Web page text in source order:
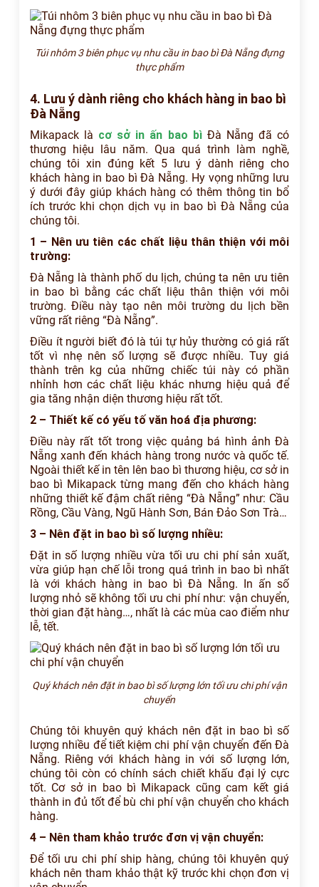
Túi nhôm 3 biên phục vụ nhu cầu in bao bì Đà Nẵng đựng
thực phẩm
4. Lưu ý dành riêng cho khách hàng in bao bì
Đà Nẵng
Mikapack là cơ sở in ấn bao bìĐà Nẵng đã có
thương hiệu lâu năm. Qua quá trình làm nghề,
chúng tôi xin đúng kết 5 lưu ý dành riêng cho
khách hàng in bao bì Đà Nẵng. Hy vọng những lưu
ý dưới đây giúp khách hàng có thêm thông tin bổ
ích trước khi chọn dịch vụ in bao bì Đà Nẵng của
chúng tôi.
1 – Nên ưu tiên các chất liệu thân thiện với môi
trường:
Đà Nẵng là thành phố du lịch, chúng ta nên ưu tiên
in bao bì bằng các chất liệu thân thiện với môi
trường. Điều này tạo nên môi trường du lịch bền
vững rất riêng “Đà Nẵng”.
Điều ít người biết đó là túi tự hủy thường có giá rất
tốt vì nhẹ nên số lượng sẽ được nhiều. Tuy giá
thành trên kg của những chiếc túi này có phần
nhỉnh hơn các chất liệu khác nhưng hiệu quả để
gia tăng nhận diện thương hiệu rất tốt.
2 – Thiết kế có yếu tố văn hoá địa phương:
Điều này rất tốt trong việc quảng bá hình ảnh Đà
Nẵng xanh đến khách hàng trong nước và quốc tế.
Ngoài thiết kế in tên lên bao bì thương hiệu, cơ sở in
bao bì Mikapack từng mang đến cho khách hàng
những thiết kế đậm chất riêng “Đà Nẵng” như: Cầu
Rồng, Cầu Vàng, Ngũ Hành Sơn, Bán Đảo Sơn Trà…
3 – Nên đặt in bao bì số lượng nhiều:
Đặt in số lượng nhiều vừa tối ưu chi phí sản xuất,
vừa giúp hạn chế lỗi trong quá trình in bao bì nhất
là với khách hàng in bao bì Đà Nẵng. In ấn số
lượng nhỏ sẽ không tối ưu chi phí như: vận chuyển,
thời gian đặt hàng…, nhất là các mùa cao điểm như
lễ, tết.
Quý khách nên đặt in bao bì số lượng lớn tối ưu chi phí vận
chuyển
Chúng tôi khuyên quý khách nên đặt in bao bì số
lượng nhiều để tiết kiệm chi phí vận chuyển đến Đà
Nẵng. Riêng với khách hàng in với số lượng lớn,
chúng tôi còn có chính sách chiết khấu đại lý cực
tốt. Cơ sở in bao bì Mikapack cũng cam kết giá
thành in đủ tốt để bù chi phí vận chuyển cho khách
hàng.
4 – Nên tham khảo trước đơn vị vận chuyển:
Để tối ưu chi phí ship hàng, chúng tôi khuyên quý
khách nên tham khảo thật kỹ trước khi chọn đơn vị